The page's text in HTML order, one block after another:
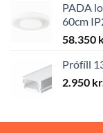
PADA
60cm
58.350
Prófíll
2.950